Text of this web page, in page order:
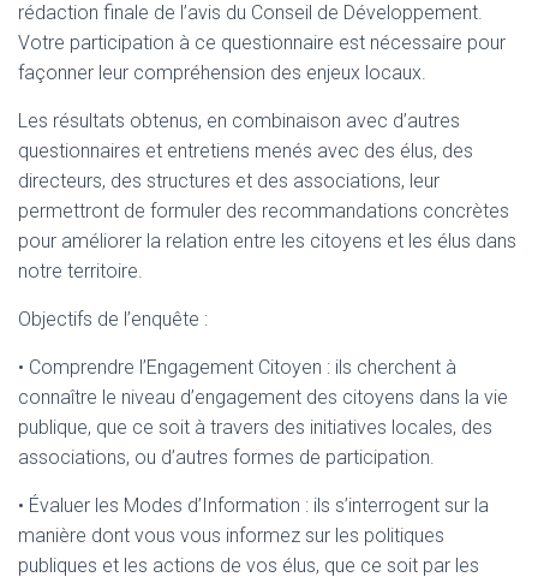
rédaction finale de l’avis du Conseil de Développement.
Votre participation à ce questionnaire est nécessaire pour
façonner leur compréhension des enjeux locaux.
Les résultats obtenus, en combinaison avec d’autres
questionnaires et entretiens menés avec des élus, des
directeurs, des structures et des associations, leur
permettront de formuler des recommandations concrètes
pour améliorer la relation entre les citoyens et les élus dans
notre territoire.
Objectifs de l’enquête :
• Comprendre l’Engagement Citoyen : ils cherchent à
connaître le niveau d’engagement des citoyens dans la vie
publique, que ce soit à travers des initiatives locales, des
associations, ou d’autres formes de participation.
• Évaluer les Modes d’Information : ils s’interrogent sur la
manière dont vous vous informez sur les politiques
publiques et les actions de vos élus, que ce soit par les